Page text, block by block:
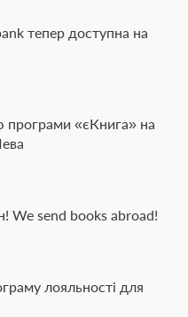
тепер доступна на
«єКнига» на
We send books abroad!
лояльності для